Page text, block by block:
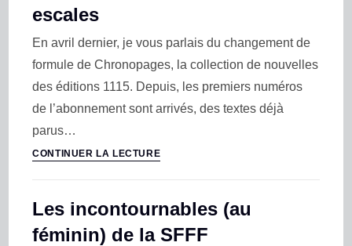
escales
En avril dernier, je vous parlais du changement de
formule de Chronopages, la collection de nouvelles
des éditions 1115. Depuis, les premiers numéros
de l’abonnement sont arrivés, des textes déjà
parus…
CONTINUER LA LECTURE
Les incontournables (au
féminin) de la SFFF